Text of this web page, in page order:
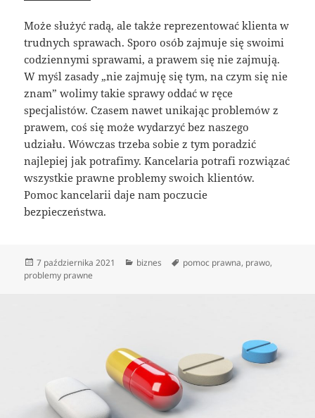
Może służyć radą, ale także reprezentować klienta w
trudnych sprawach. Sporo osób zajmuje się swoimi
codziennymi sprawami, a prawem się nie zajmują.
W myśl zasady „nie zajmuję się tym, na czym się nie
znam” wolimy takie sprawy oddać w ręce
specjalistów. Czasem nawet unikając problemów z
prawem, coś się może wydarzyć bez naszego
udziału. Wówczas trzeba sobie z tym poradzić
najlepiej jak potrafimy. Kancelaria potrafi rozwiązać
wszystkie prawne problemy swoich klientów.
Pomoc kancelarii daje nam poczucie
bezpieczeństwa.
Data
publikacji
7 października 2021 Kategorie
biznes Tagi
pomoc prawna, prawo,
problemy prawne